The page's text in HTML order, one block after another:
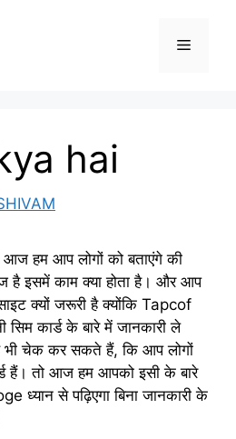
Menu
hai
हम आप लोगों को बताएंगे की
है इसमें काम क्या होता है। और आप
क्यों जरूरी है क्योंकि Tapcof
कार्ड के बारे में जानकारी ले
चेक कर सकते हैं, कि आप लोगों
हैं। तो आज हम आपको इसी के बारे
ध्यान से पढ़िएगा बिना जानकारी के